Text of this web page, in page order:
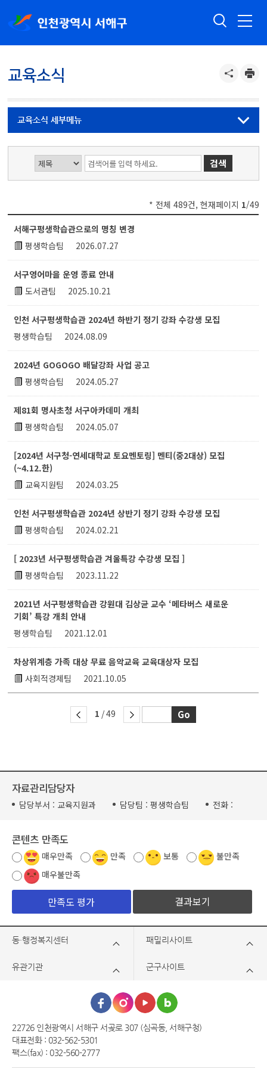
교육소식
교육소식 세부메뉴
* 전체 489건, 현재페이지 1/49
서해구평생학습관으로의 명칭 변경
평생학습팀
2026.07.27
서구영어마을 운영 종료 안내
도서관팀
2025.10.21
인천 서구평생학습관 2024년 하반기 정기 강좌 수강생 모집
평생학습팀
2024.08.09
2024년 GOGOGO 배달강좌 사업 공고
평생학습팀
2024.05.27
제81회 명사초청 서구아카데미 개최
평생학습팀
2024.05.07
[2024년 서구청-연세대학교 토요멘토링] 멘티(중2대상) 모집
(~4.12.한)
교육지원팀
2024.03.25
인천 서구평생학습관 2024년 상반기 정기 강좌 수강생 모집
평생학습팀
2024.02.21
[ 2023년 서구평생학습관 겨울특강 수강생 모집 ]
평생학습팀
2023.11.22
2021년 서구평생학습관 강원대 김상균 교수 ‘메타버스 새로운
기회’ 특강 개최 안내
평생학습팀
2021.12.01
차상위계층 가족 대상 무료 음악교육 교육대상자 모집
사회적경제팀
2021.10.05
1 / 49
자료관리담당자
담당부서 : 교육지원과 담당팀 : 평생학습팀 전화 :
콘텐츠 만족도
매우만족 만족 보통
불만족
매우불만족
결과보기
동·행정복지센터 패밀리사이트
유관기관 군구사이트
22726 인천광역시 서해구 서곶로 307 (심곡동, 서해구청)
대표전화 : 032-562-5301
팩스(fax) : 032-560-2777